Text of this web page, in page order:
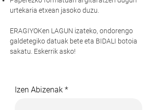
urtekaria etxean jasoko duzu.
ERAGIYOKen LAGUN izateko, ondorengo
galdetegiko datuak bete eta BIDALI botoia
sakatu. Eskerrik asko!
Izen Abizenak